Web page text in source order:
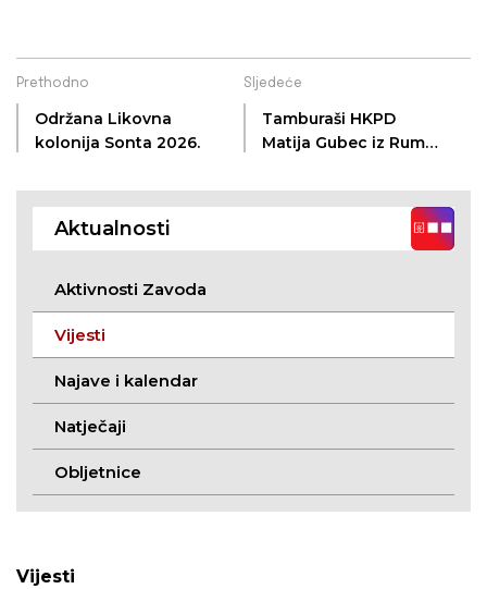
Prethodno
Održana Likovna
kolonija Sonta 2026.
Sljedeće
Tamburaši HKPD
Matija Gubec iz Rume
Iloku
Aktualnosti
Aktivnosti Zavoda
Vijesti
Najave i kalendar
Natječaji
Obljetnice
Vijesti